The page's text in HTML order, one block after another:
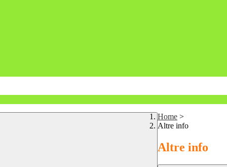
Home >
Altre info
Altre info